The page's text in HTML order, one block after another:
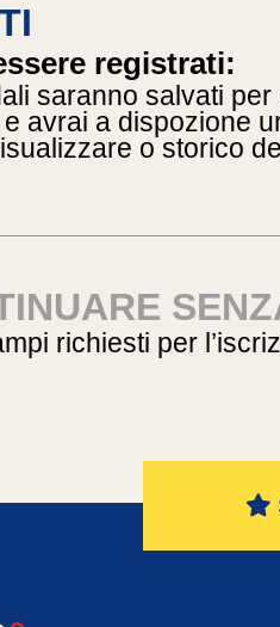
registrati:
saranno salvati per
avrai a dispozione
o storico
richiesti per